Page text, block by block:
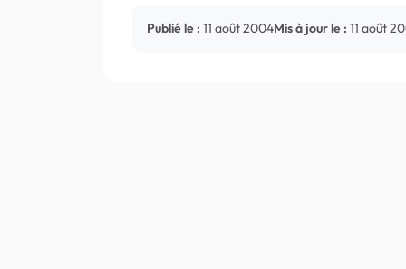
Publié le : 11 août 2004Mis à jour le : 11 août